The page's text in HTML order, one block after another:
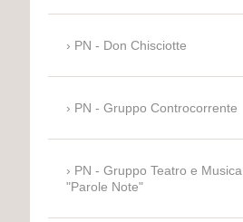
PN - Don Chisciotte
PN - Gruppo Controcorrente
PN - Gruppo Teatro e Musica
"Parole Note"